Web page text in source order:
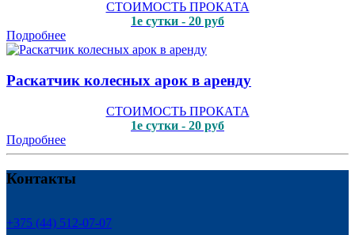
СТОИМОСТЬ ПРОКАТА
1е сутки - 20 руб
Подробнее
Раскатчик колесных арок в аренду
СТОИМОСТЬ ПРОКАТА
1е сутки - 20 руб
Подробнее
Контакты
+375 (44) 512-07-07